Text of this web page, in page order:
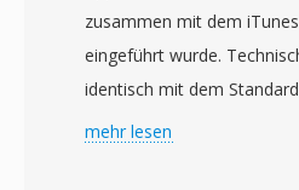
zusammen mit dem
eingeführt wurde.
identisch mit dem
(MPEG-4 Part 14), wobei
mehr lesen